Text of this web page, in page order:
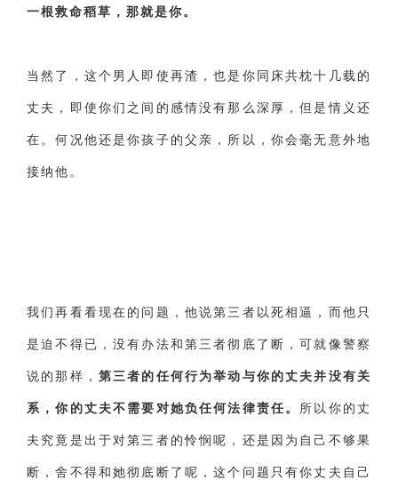
一根救命稻草，那就是你。
当然了，这个男人即使再渣，也是你同床共枕十几载的
丈夫，即使你们之间的感情没有那么深厚，但是情义还
在。何况他还是你孩子的父亲，所以，你会毫无意外地
接纳他。
我们再看看现在的问题，他说第三者以死相逼，而他只
是迫不得已，没有办法和第三者彻底了断，可就像警察
说的那样， 第三者的任何行为举动与你的丈夫并没有关
系，你的丈夫不需要对她负任何法律责任。 所以你的丈
夫究竟是出于对第三者的怜悯呢，还是因为自己不够果
断，舍不得和她彻底断了呢，这个问题只有你丈夫自己